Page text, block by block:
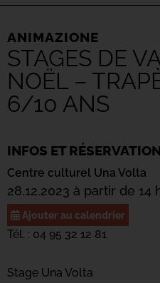
ANIMAZIONE
STAGES DE
NOËL –
6/10 ANS
INFOS ET RÉSERVATION
Centre culturel Una Volta
28.12.2023 à partir de 14
Ajouter au calendrier
Tél. : 04 95 32 12 81
Stage Una Volta